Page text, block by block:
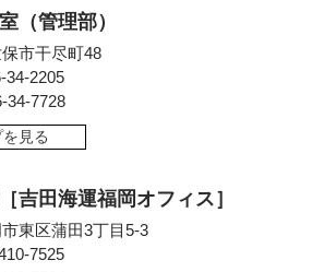
（管理部）
市干尽町48
34-2205
34-7728
見る
吉田海運福岡オフィス］
東区蒲田3丁目5-3
7525